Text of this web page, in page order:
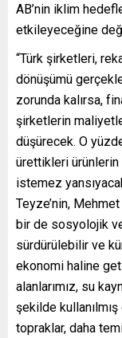
AB’nin iklim
etkileyeceğine
“Türk şirketleri,
dönüşümü
zorunda kalırsa,
şirketlerin
düşürecek. O
ürettikleri
istemez
Teyze’nin,
bir de sosyolojik
sürdürülebilir ve
ekonomi haline
alanlarımız, su
şekilde
topraklar, daha